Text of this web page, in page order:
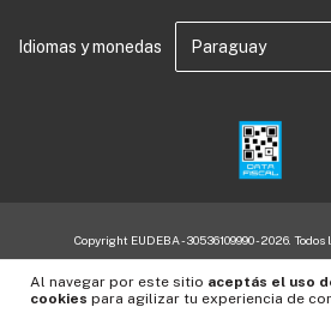
Al navegar por este sitio aceptás el uso
cookies para agilizar tu experiencia de
Idiomas y monedas
Copyright EUDEBA - 30536109990 - 2026.
Botón de